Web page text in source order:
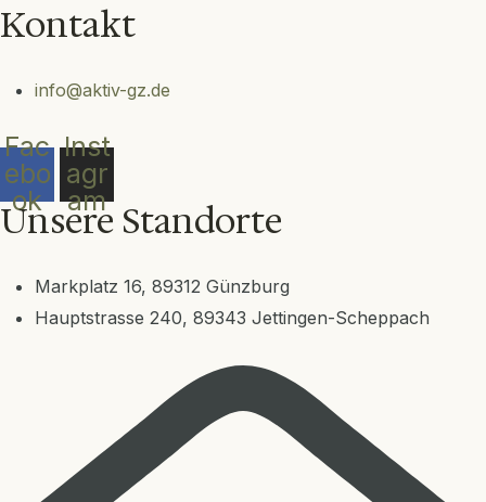
Kontakt
info@aktiv-gz.de
Fac
ebo
ok
Inst
agr
am
Unsere Standorte
Markplatz 16, 89312 Günzburg
Hauptstrasse 240, 89343 Jettingen-Scheppach